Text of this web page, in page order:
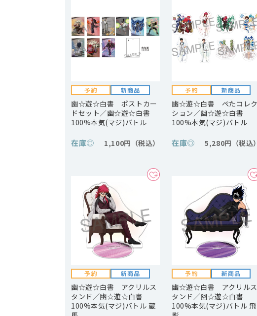
幽☆遊☆白書 ポストカー
ドセット／幽☆遊☆白書
100%本気(マジ)バトル
在庫◎ 1,100円
幽☆遊☆白書 ぺたコレク
ション／幽☆遊☆白書
100%本気(マジ)バトル
在庫◎ 5,280円
幽☆遊☆白書 アクリルス
タンド／幽☆遊☆白書
100%本気(マジ)バトル 蔵
幽☆遊☆白書 アクリルス
タンド／幽☆遊☆白書
100%本気(マジ)バトル 飛